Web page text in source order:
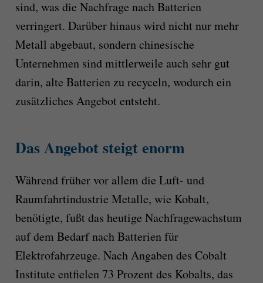
sind, was die Nachfrage nach Batterien
verringert. Darüber hinaus wird nicht nur mehr
Metall abgebaut, sondern chinesische
Unternehmen sind mittlerweile auch sehr gut
darin, alte Batterien zu recyceln, wodurch ein
zusätzliches Angebot entsteht.
Das Angebot steigt enorm
Während früher vor allem die Luft- und
Raumfahrtindustrie Metalle, wie Kobalt,
benötigte, fußt das heutige Nachfragewachstum
auf dem Bedarf nach Batterien für
Elektrofahrzeuge. Nach Angaben des Cobalt
Institute entfielen 73 Prozent des Kobalts, das